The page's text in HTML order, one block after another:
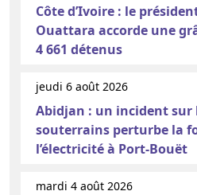
Côte d’Ivoire : le
Ouattara accorde une
4 661 détenus
jeudi 6 août 2026
Abidjan : un incident sur
souterrains perturbe la
l’électricité à Port-Bouët
mardi 4 août 2026